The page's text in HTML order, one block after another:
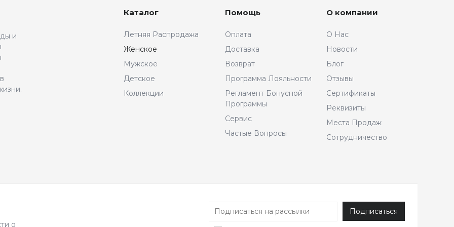
и
Каталог
Летняя Распродажа
Женское
Мужское
Детское
Коллекции
Помощь
Оплата
Доставка
Возврат
Программа Лояльности
Регламент Бонусной
Программы
Сервис
Частые Вопросы
О компании
О Нас
Новости
Блог
Отзывы
Сертификаты
Реквизиты
Места Продаж
Сотрудничество
о